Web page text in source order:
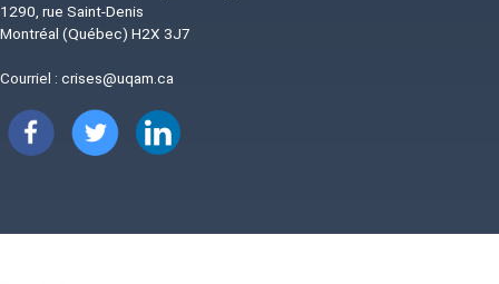
1290, rue Saint-Denis
Montréal (Québec) H2X 3J7
Courriel : crises@uqam.ca
Image Image Image